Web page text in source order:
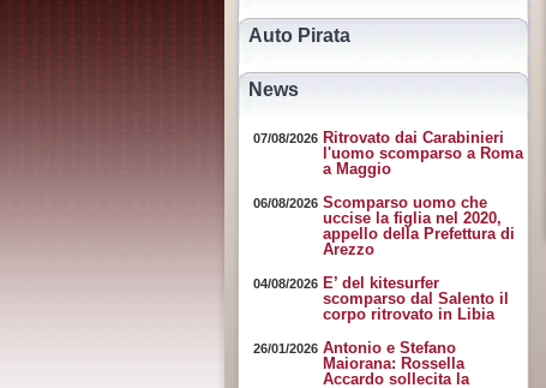
Auto Pirata
News
07/08/2026 Ritrovato dai Carabinieri
l'uomo scomparso a Roma
a Maggio
06/08/2026 Scomparso uomo che
uccise la figlia nel 2020,
appello della Prefettura di
Arezzo
04/08/2026 E’ del kitesurfer
scomparso dal Salento il
corpo ritrovato in Libia
26/01/2026 Antonio e Stefano
Maiorana: Rossella
Accardo sollecita la